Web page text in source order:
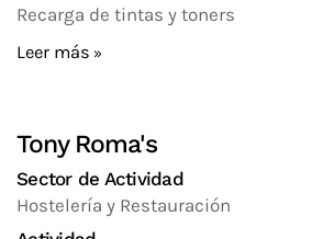
Recarga de tintas y toners
Leer más
Tony Roma's
Sector de Actividad
Hostelería y Restauración